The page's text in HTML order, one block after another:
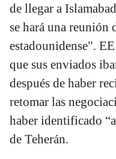
de llegar a
se hará una reunión
estadounidense".
que sus enviados
después de haber
retomar las
haber identificado
de Teherán.